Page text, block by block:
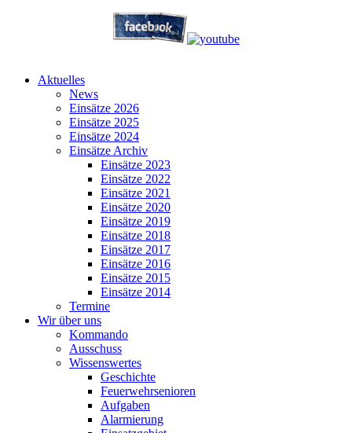
Aktuelles
News
Einsätze 2026
Einsätze 2025
Einsätze 2024
Einsätze Archiv
Einsätze 2023
Einsätze 2022
Einsätze 2021
Einsätze 2020
Einsätze 2019
Einsätze 2018
Einsätze 2017
Einsätze 2016
Einsätze 2015
Einsätze 2014
Termine
Wir über uns
Kommando
Ausschuss
Wissenswertes
Geschichte
Feuerwehrsenioren
Aufgaben
Alarmierung